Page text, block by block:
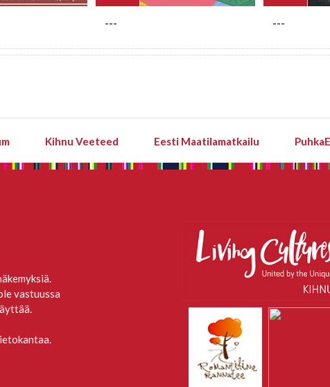
--- ---
Kihnu Veeteed Eesti Maatilamatkailu
vastuussa